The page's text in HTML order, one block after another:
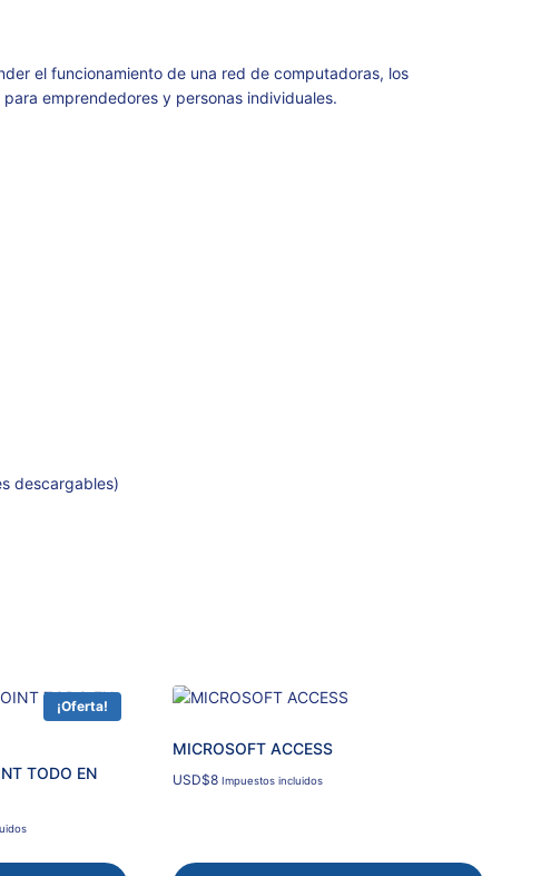
el funcionamiento de una red de computadoras, los
emprendedores y personas individuales.
descargables)
¡Oferta!
TODO EN
MICROSOFT ACCESS
USD$8 Impuestos incluidos